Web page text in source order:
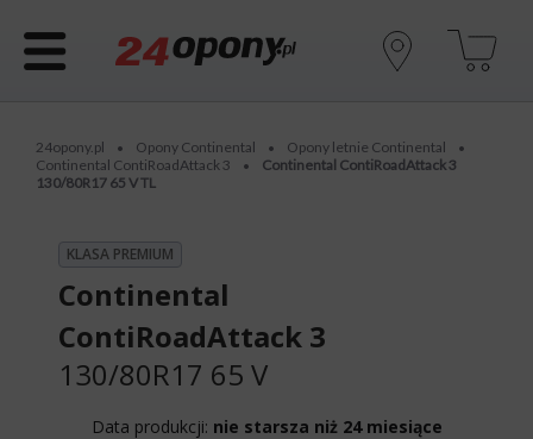
24opony.pl • Opony Continental • Opony letnie Continental •
Continental ContiRoadAttack 3 •
Continental ContiRoadAttack 3
130/80R17 65 V TL
KLASA PREMIUM
Continental
ContiRoadAttack 3
130/80R17 65 V
Data produkcji: nie starsza niż 24 miesiące